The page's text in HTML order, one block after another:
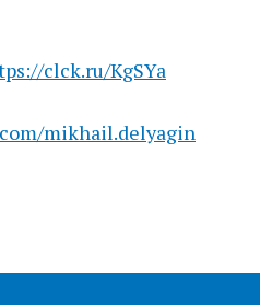
clck.ru/KgSYa
mikhail.delyagin